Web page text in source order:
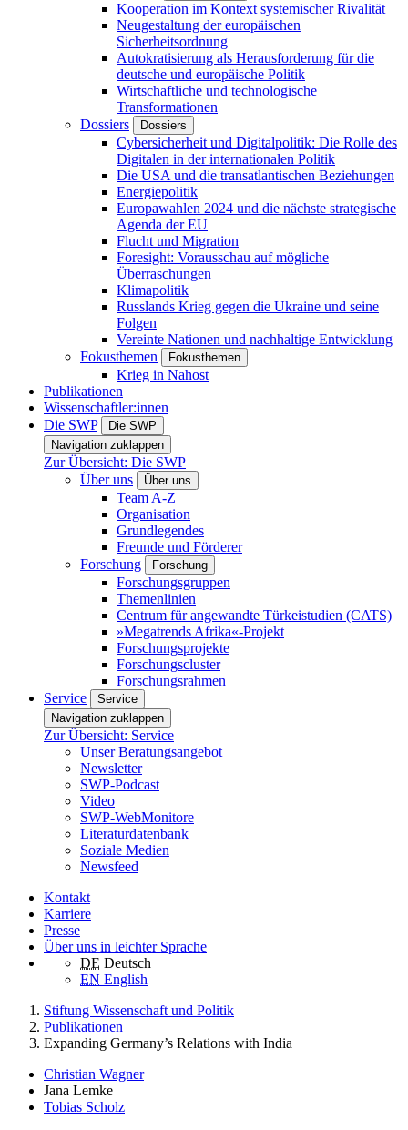
Kooperation im Kontext systemischer Rivalität
Neugestaltung der europäischen
Sicherheitsordnung
Autokratisierung als Herausforderung für die
deutsche und europäische Politik
Wirtschaftliche und technologische
Transformationen
Dossiers
Dossiers
Cybersicherheit und Digitalpolitik: Die Rolle des
Digitalen in der internationalen Politik
Die USA und die transatlantischen Beziehungen
Energiepolitik
Europawahlen 2024 und die nächste strategische
Agenda der EU
Flucht und Migration
Foresight: Vorausschau auf mögliche
Überraschungen
Klimapolitik
Russlands Krieg gegen die Ukraine und seine
Folgen
Vereinte Nationen und nachhaltige Entwicklung
Fokusthemen
Fokusthemen
Krieg in Nahost
Publikationen
Wissenschaftler:innen
Die SWP
Die SWP
Navigation zuklappen
Zur Übersicht: Die SWP
Über uns
Über uns
Team A-Z
Organisation
Grundlegendes
Freunde und Förderer
Forschung
Forschung
Forschungsgruppen
Themenlinien
Centrum für angewandte Türkeistudien (CATS)
»Megatrends Afrika«-Projekt
Forschungsprojekte
Forschungscluster
Forschungsrahmen
Service
Service
Navigation zuklappen
Zur Übersicht: Service
Unser Beratungsangebot
Newsletter
SWP-Podcast
Video
SWP-WebMonitore
Literaturdatenbank
Soziale Medien
Newsfeed
Kontakt
Karriere
Presse
Über uns in leichter Sprache
DE Deutsch
EN English
Stiftung Wissenschaft und Politik
Publikationen
Expanding Germany’s Relations with India
Christian Wagner
Jana Lemke
Tobias Scholz